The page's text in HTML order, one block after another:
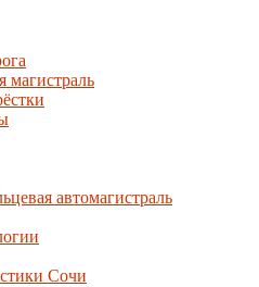
магистраль
автомагистраль
Сочи